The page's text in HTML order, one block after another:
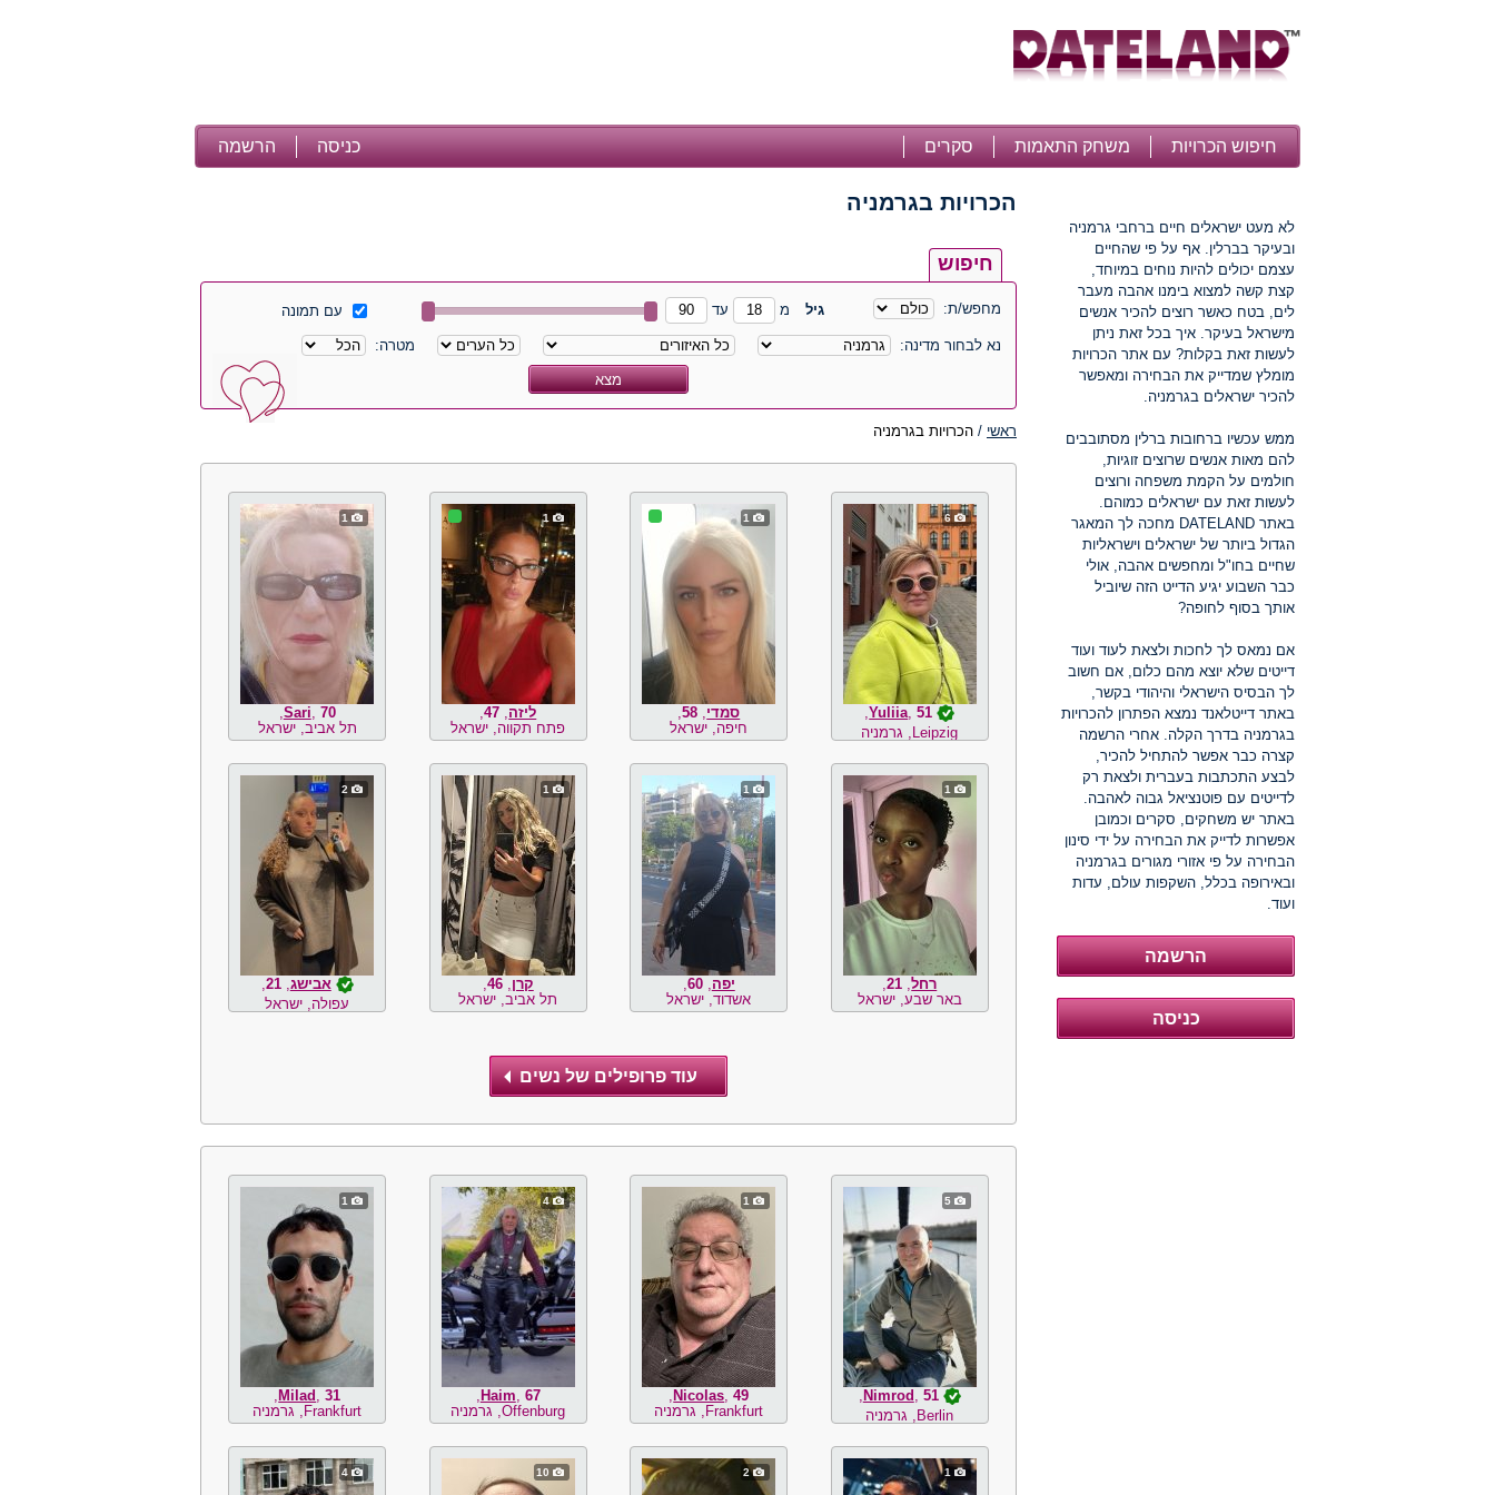
חיפוש הכרויות משחק התאמות סקרים הרשמה כניסה
לא מעט ישראלים חיים ברחבי גרמניה
ובעיקר בברלין. אף על פי שהחיים
עצמם יכולים להיות נוחים במיוחד,
קצת קשה למצוא בימנו אהבה מעבר
לים, בטח כאשר רוצים להכיר אנשים
מישראל בעיקר. איך בכל זאת ניתן
לעשות זאת בקלות? עם אתר הכרויות
מומלץ שמדייק את הבחירה ומאפשר
להכיר ישראלים בגרמניה.
ממש עכשיו ברחובות ברלין מסתובבים
להם מאות אנשים שרוצים זוגיות,
חולמים על הקמת משפחה ורוצים
לעשות זאת עם ישראלים כמוהם.
באתר DATELAND מחכה לך המאגר
הגדול ביותר של ישראלים וישראליות
שחיים בחו"ל ומחפשים אהבה, אולי
כבר השבוע יגיע הדייט הזה שיוביל
אותך בסוף לחופה?
אם נמאס לך לחכות ולצאת לעוד ועוד
דייטים שלא יוצא מהם כלום, אם חשוב
לך הבסיס הישראלי והיהודי בקשר,
באתר דייטלאנד נמצא הפתרון להכרויות
בגרמניה בדרך הקלה. אחרי הרשמה
קצרה כבר אפשר להתחיל להכיר,
לבצע התכתבות בעברית ולצאת רק
לדייטים עם פוטנציאל גבוה לאהבה.
באתר יש משחקים, סקרים וכמובן
אפשרות לדייק את הבחירה על ידי סינון
הבחירה על פי אזורי מגורים בגרמניה
ובאירופה בכלל, השקפות עולם, עדות
ועוד.
הכרויות בגרמניה
חיפוש
מחפש/ת: גיל מ עד עם תמונה
נא לבחור מדינה: מטרה:
ראשי / הכרויות בגרמניה
6
Yuliia,51
,
Leipzig, גרמניה
1
סמדי,
58
,
חיפה, ישראל
1
ליזה,
47
,
פתח תקווה, ישראל
1
Sari, 70
,
תל אביב, ישראל
1
רחל,
21
,
באר שבע, ישראל
1
יפה,
60
,
אשדוד, ישראל
1
קרן,
46
,
תל אביב, ישראל
2
אבישג,
21
,
עפולה, ישראל
5
Nimrod , 51
,
Berlin, גרמניה
1
Nicolas,49
,
Frankfurt, גרמניה
4
Haim, 67
,
Offenburg, גרמניה
1
Milad ,31
,
Frankfurt, גרמניה
1
2
10
4